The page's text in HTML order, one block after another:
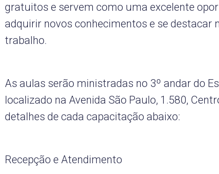
gratuitos e servem como uma excelente
adquirir novos conhecimentos e se destacar
trabalho.
As aulas serão ministradas no 3º andar do
localizado na Avenida São Paulo, 1.580,
detalhes de cada capacitação abaixo:
Recepção e Atendimento